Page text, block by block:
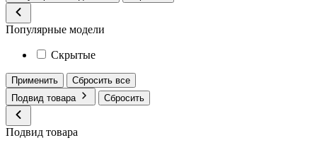
Популярные модели
Скрытые
Применить
Сбросить все
Подвид товара
Сбросить
Подвид товара